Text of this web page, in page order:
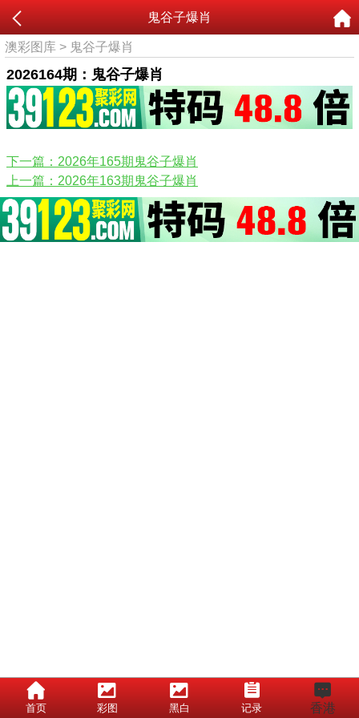
首页 彩图 黑白 记录 香港
鬼谷子爆肖
澳彩图库 > 鬼谷子爆肖
2026164期：鬼谷子爆肖
下一篇：2026年165期鬼谷子爆肖
上一篇：2026年163期鬼谷子爆肖